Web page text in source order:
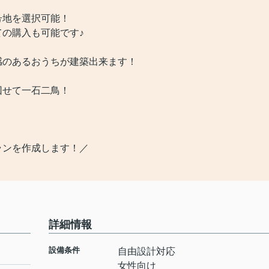
を選択可能！
購入も可能です♪
るおうちが建築出来ます！
て一石二鳥！
を作成します！／
詳細情報
設備条件
自由設計対応
女性向け